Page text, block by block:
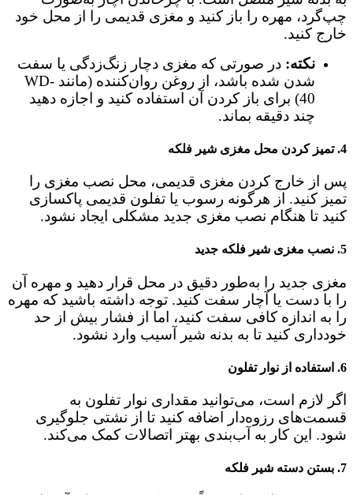
چپ‌گرد، مهره را باز کنید و مغزی قدیمی را از محل خود
خارج کنید.
نکته: در صورتی که مغزی دچار زنگ‌زدگی یا سفت
شدن شده باشد، از روغن روان‌کننده (مانند WD-
40) برای باز کردن آن استفاده کنید و اجازه دهید
چند دقیقه بماند.
4. تمیز کردن محل مغزی شیر فلکه
پس از خارج کردن مغزی قدیمی، محل نصب مغزی را
تمیز کنید. از هرگونه رسوب یا تفلون قدیمی پاکسازی
کنید تا هنگام نصب مغزی جدید مشکلی ایجاد نشود.
5. نصب مغزی شیر فلکه جدید
مغزی جدید را به‌طور دقیق در محل قرار دهید و مهره آن
را با دست یا آچار سفت کنید. توجه داشته باشید که مهره
را به اندازه کافی سفت کنید، اما از فشار بیش از حد
خودداری کنید تا به بدنه شیر آسیب وارد نشود.
6. استفاده از نوار تفلون
اگر لازم است، می‌توانید مقداری نوار تفلون به
قسمت‌های رزوه‌دار اضافه کنید تا از نشتی جلوگیری
شود. این کار به آب‌بندی بهتر اتصالات کمک می‌کند.
7. بستن دسته شیر فلکه